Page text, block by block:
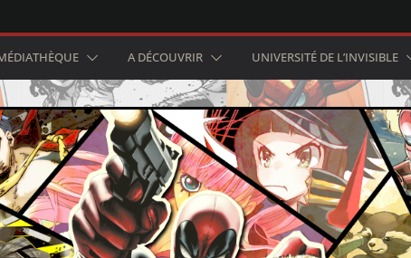
A DÉCOUVRIR UNIVERSITÉ DE L’INVISIBLE